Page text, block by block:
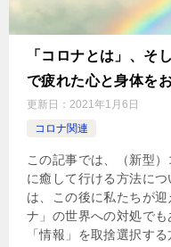
「コロナとは」、そ
で疲れた心と身体を
更新日： 2021年1月6日
コロナ関連
この記事では、（新型
に癒して行ける方法に
は、この後に私たちが
ナ」の世界への対処で
「情報」を取捨選択す